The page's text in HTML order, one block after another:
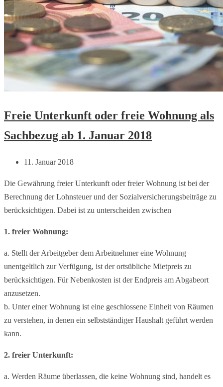
Freie Unterkunft oder freie Wohnung als
Sachbezug ab 1. Januar 2018
11. Januar 2018
Die Gewährung freier Unterkunft oder freier Wohnung ist bei der
Berechnung der Lohnsteuer und der Sozialversicherungsbeiträge zu
berücksichtigen. Dabei ist zu unterscheiden zwischen
1. freier Wohnung:
a. Stellt der Arbeitgeber dem Arbeitnehmer eine Wohnung
unentgeltlich zur Verfügung, ist der ortsübliche Mietpreis zu
berücksichtigen. Für Nebenkosten ist der Endpreis am Abgabeort
anzusetzen.
b. Unter einer Wohnung ist eine geschlossene Einheit von Räumen
zu verstehen, in denen ein selbstständiger Haushalt geführt werden
kann.
2. freier Unterkunft:
a. Werden Räume überlassen, die keine Wohnung sind, handelt es